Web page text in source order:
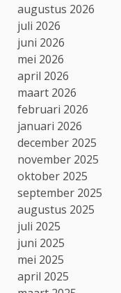
augustus 2026
juli 2026
juni 2026
mei 2026
april 2026
maart 2026
februari 2026
januari 2026
december 2025
november 2025
oktober 2025
september 2025
augustus 2025
juli 2025
juni 2025
mei 2025
april 2025